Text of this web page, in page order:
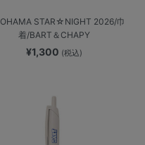
STAR☆NIGHT 2026/巾
着/BART＆CHAPY
¥1,300 (税込)